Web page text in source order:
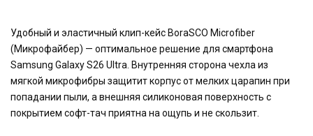
Удобный и эластичный клип-кейс BoraSCO Microfiber
(Микрофайбер) — оптимальное решение для смартфона
Samsung Galaxy S26 Ultra. Внутренняя сторона чехла из
мягкой микрофибры защитит корпус от мелких царапин при
попадании пыли, а внешняя силиконовая поверхность с
покрытием софт-тач приятна на ощупь и не скользит.